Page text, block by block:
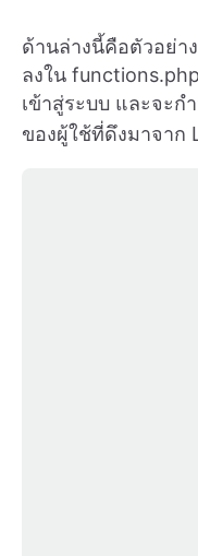
ด้านล่างนี้คือตัวอย่า
ลงใน
เข้าสู่ระบบ และจะ
ของผู้ใช้ที่ดึงมาจาก